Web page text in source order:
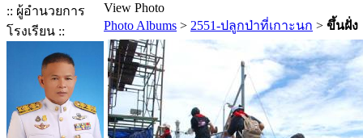
:: ผู้อำนวยการ
โรงเรียน ::
View Photo
Photo Albums > 2551-ปลูกป่าที่เกาะนก > ขึ้นฝั่ง